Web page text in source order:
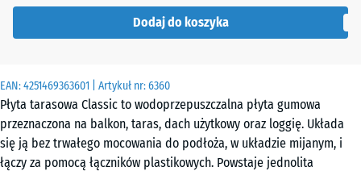
EAN:4251469363601 | Artykuł nr:6360
Płyta tarasowa Classic to wodoprzepuszczalna płyta gumowa
przeznaczona na balkon, taras, dach użytkowy oraz loggię. Układa
się ją bez trwałego mocowania do podłoża, w układzie mijanym, i
łączy za pomocą łączników plastikowych. Powstaje jednolita
Rattan
Szary
granit
danych produktu
50
x
50
x 3
cm
Dodaj do koszyka